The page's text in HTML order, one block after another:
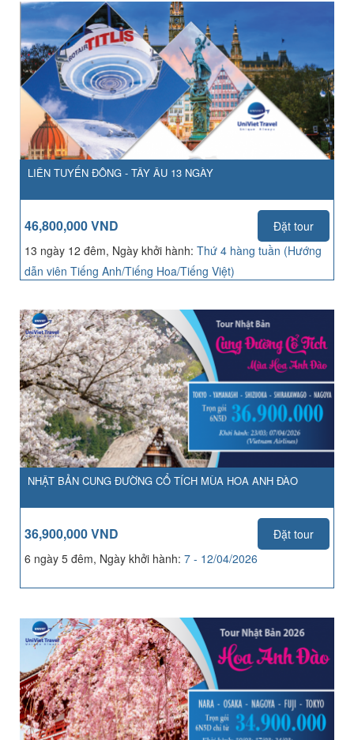
LIÊN TUYẾN ĐÔNG - TÂY ÂU 13 NGÀY
46,800,000 VND
Đặt tour
13 ngày 12 đêm, Ngày khởi hành: Thứ 4 hàng tuần (Hướng
dẫn viên Tiếng Anh/Tiếng Hoa/Tiếng Việt)
NHẬT BẢN CUNG ĐƯỜNG CỔ TÍCH MÙA HOA ANH ĐÀO
36,900,000 VND
Đặt tour
6 ngày 5 đêm, Ngày khởi hành: 7 - 12/04/2026